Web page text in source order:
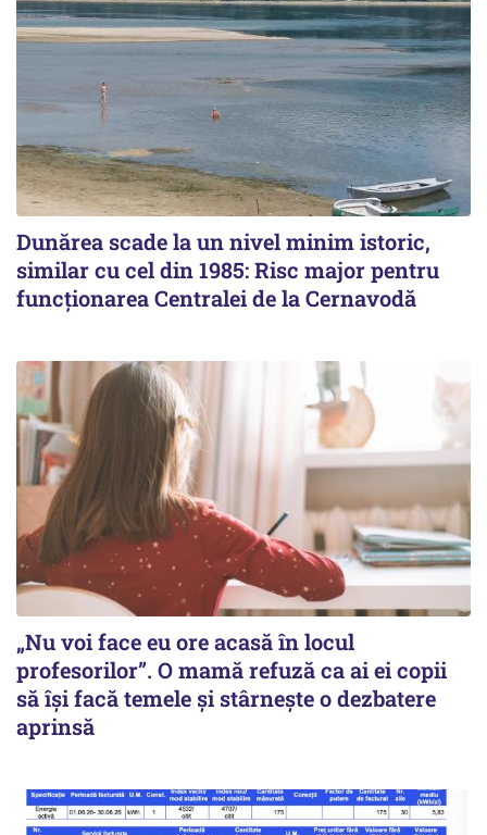
Dunărea scade la un nivel minim istoric,
similar cu cel din 1985: Risc major pentru
funcționarea Centralei de la Cernavodă
„Nu voi face eu ore acasă în locul
profesorilor”. O mamă refuză ca ai ei copii
să își facă temele și stârnește o dezbatere
aprinsă